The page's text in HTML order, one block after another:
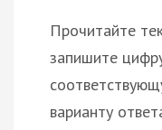
Прочитайте
запишите
варианту